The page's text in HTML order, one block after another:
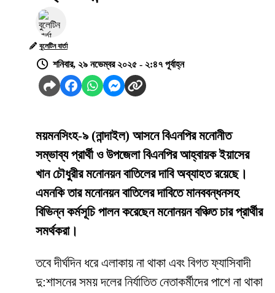
বুলেটিন বার্তা
শনিবার, ২৯ নভেম্বর ২০২৫ - ২:৪৭ পূর্বাহ্ন
ময়মনসিংহ-৯ (নান্দাইল) আসনে বিএনপির মনোনীত
সম্ভাব্য প্রার্থী ও উপজেলা বিএনপির আহ্বায়ক ইয়াসের
খান চৌধুরীর মনোনয়ন বাতিলের দাবি অব্যাহত রয়েছে।
এমনকি তার মনোনয়ন বাতিলের দাবিতে মানববন্ধনসহ
বিভিন্ন কর্মসূচি পালন করেছেন মনোনয়ন বঞ্চিত চার প্রার্থীর
সমর্থকরা।
তবে দীর্ঘদিন ধরে এলাকায় না থাকা এবং বিগত ফ্যাসিবাদী
দু:শাসনের সময় দলের নির্যাতিত নেতাকর্মীদের পাশে না থাকা